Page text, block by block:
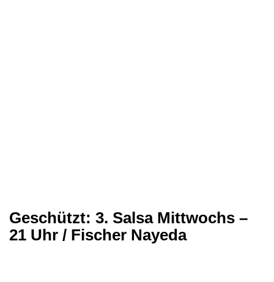
Geschützt: 3. Salsa Mittwochs –
21 Uhr / Fischer Nayeda